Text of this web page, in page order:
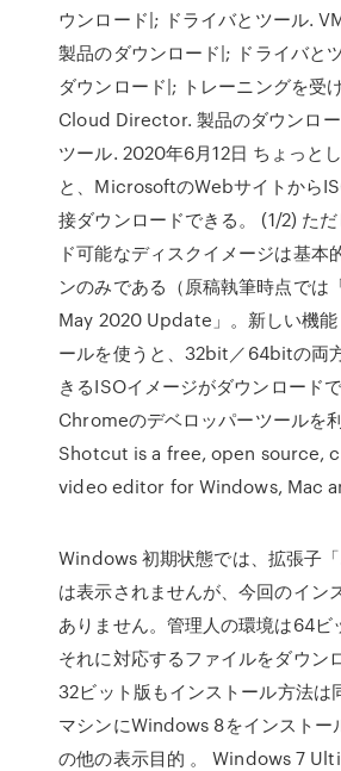
ウンロード|; ドライバとツール.
製品のダウンロード|; ドライバと
ダウンロード|; トレーニングを受
Cloud Director. 製品のダウンロ
ツール. 2020年6月12日 ちょっと
と、MicrosoftのWebサイトから
接ダウンロードできる。 (1/2) た
ド可能なディスクイメージは基本
ンのみである（原稿執筆時点では
May 2020 Update」。新しい機能
ールを使うと、32bit／64bitの両
きるISOイメージがダウンロード
Chromeのデベロッパーツールを
Shotcut is a free, open source,
video editor for Windows, Mac
Windows 初期状態では、拡張子
は表示されませんが、今回のイン
ありません。管理人の環境は64ビ
それに対応するファイルをダウン
32ビット版もインストール方法は
マシンにWindows 8をインストー
の他の表示目的 。 Windows 7